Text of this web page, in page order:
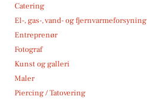
Catering
El-, gas-, vand- og fjernvarmeforsyning
Entreprenør
Fotograf
Kunst og galleri
Maler
Piercing / Tatovering